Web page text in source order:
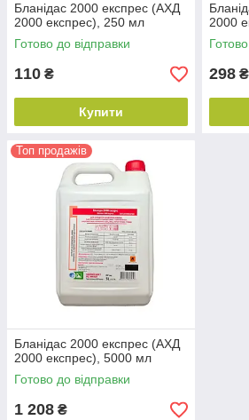
Бланідас 2000 експрес (АХД
2000 експрес), 250 мл
Готово до відправки
110 ₴
Купити
2000
298 ₴
Топ продажів
Бланідас 2000 експрес (АХД
2000 експрес), 5000 мл
Готово до відправки
1 208 ₴